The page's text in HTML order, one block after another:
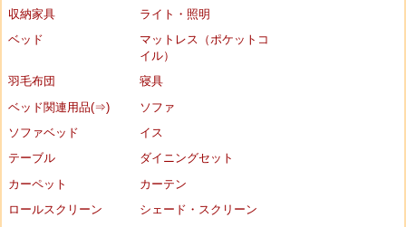
収納家具
ライト・照明
ベッド
マットレス（ポケットコ
イル）
羽毛布団
寝具
ベッド関連用品(⇒)
ソファ
ソファベッド
イス
テーブル
ダイニングセット
カーペット
カーテン
ロールスクリーン
シェード・スクリーン